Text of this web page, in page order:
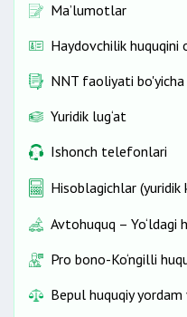
Ma’lumotlar
Haydovchilik huquqini
NNT faoliyati
Yuridik lug‘at
Ishonch telefonlari
Hisoblagichlar
Avtohuquq – Yo‘ldagi
Pro bono-Ko‘ngilli
Bepul huquqiy yordam